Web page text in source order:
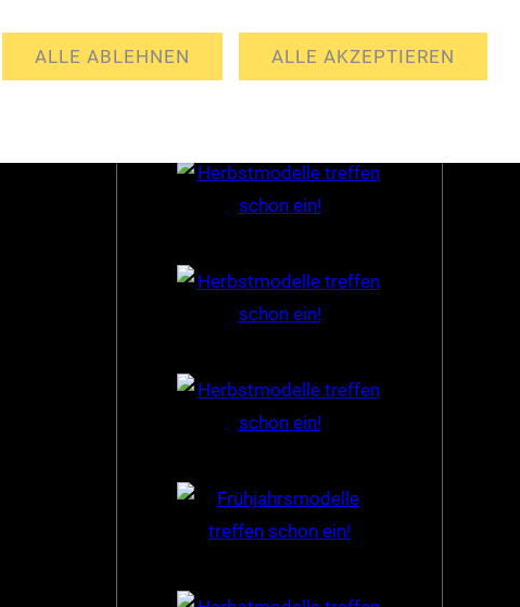
Partner ALLE AKZEPTIEREN
ALLE ABLEHNEN